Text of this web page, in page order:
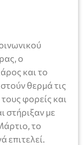
ο
και το
θερμά τις
φορείς και
στήριξαν με
το
επιτελεί.